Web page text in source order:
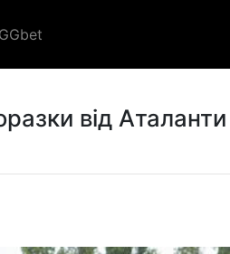
GGbet
від Аталанти